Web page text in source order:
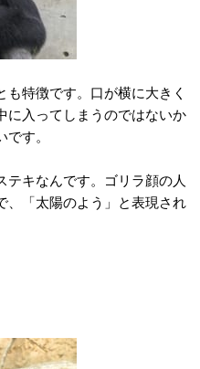
特徴です。口が横に大きく
に入ってしまうのではないか
す。
テキなんです。ゴリラ顔の人
、「太陽のよう」と表現され